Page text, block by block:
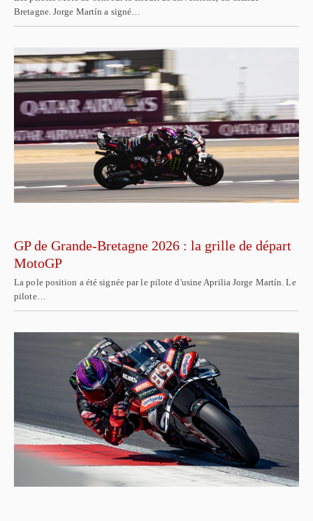
Bretagne. Jorge Martín a signé…
GP de Grande-Bretagne 2026 : la grille de départ
MotoGP
La pole position a été signée par le pilote d'usine Aprilia Jorge Martín. Le
pilote…